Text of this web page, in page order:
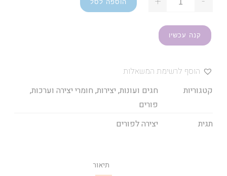
הוספה לסל
קנה עכשיו
הוסף לרשימת המשאלות
קטגוריות
חגים ועונות, יצירות, חומרי יצירה וערכות,
פורים
תגית
יצירה לפורים
תיאור